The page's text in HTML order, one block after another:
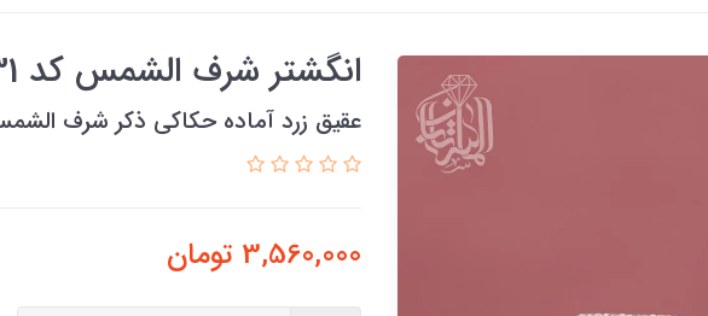
انگشتر شرف الشمس کد 131
عقیق زرد آماده حکاکی ذکر شرف
3,560,000 تومان